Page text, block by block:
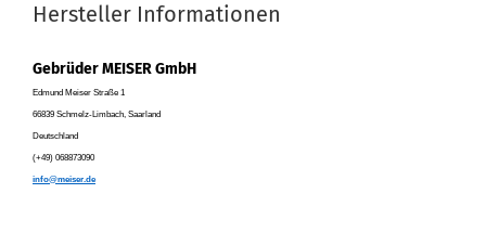
Hersteller Informationen
Gebrüder MEISER GmbH
Edmund Meiser Straße 1
66839 Schmelz-Limbach, Saarland
Deutschland
(+49) 068873090
info@meiser.de